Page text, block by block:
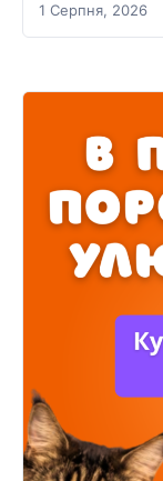
1 Серпня, 2026